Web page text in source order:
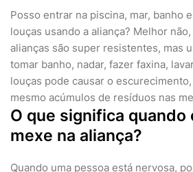
Posso entrar na piscina, mar, banho
louças usando a aliança? Melhor
alianças são super resistentes, mas
tomar banho, nadar, fazer faxina,
louças pode causar o
mesmo acúmulos de resíduos nas
O que significa quando
mexe na aliança?
Quando uma pessoa está nervosa,